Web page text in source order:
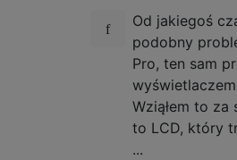
Od jakiegoś
podobny
Pro, ten sam
Wziąłem to za
to LCD, który
...